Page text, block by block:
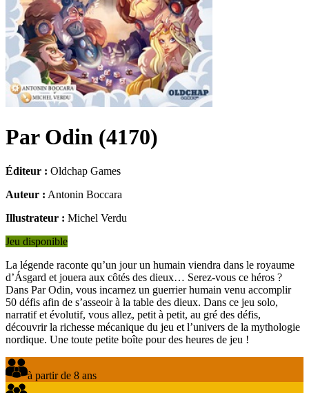
Par Odin (4170)
Éditeur : Oldchap Games
Auteur : Antonin Boccara
Illustrateur : Michel Verdu
Jeu disponible
La légende raconte qu’un jour un humain viendra dans le royaume
d’Ásgard et jouera aux côtés des dieux… Serez-vous ce héros ?
Dans Par Odin, vous incarnez un guerrier humain venu accomplir
50 défis afin de s’asseoir à la table des dieux. Dans ce jeu solo,
narratif et évolutif, vous allez, petit à petit, au gré des défis,
découvrir la richesse mécanique du jeu et l’univers de la mythologie
nordique. Une toute petite boîte pour des heures de jeu !
à partir de 8 ans